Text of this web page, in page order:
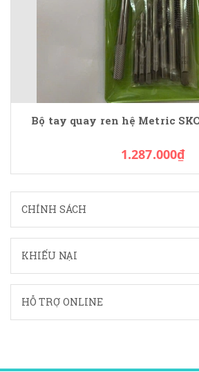
Bộ tay quay ren hệ Metric
1.287.000₫
CHÍNH SÁCH
KHIẾU NẠI
HỖ TRỢ ONLINE